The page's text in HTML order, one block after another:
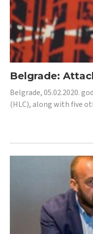
Belgrade:
Belgrade, 05.02.2020.
(HLC), along with five